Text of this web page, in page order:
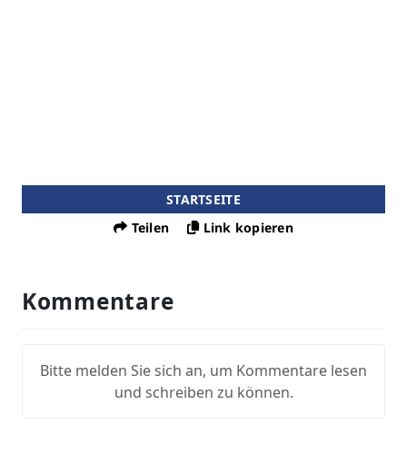
STARTSEITE
Teilen
Link kopieren
Kommentare
Bitte melden Sie sich an, um Kommentare lesen
und schreiben zu können.